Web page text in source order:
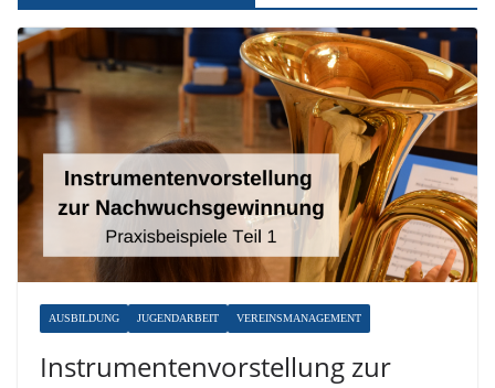
AUSBILDUNG JUGENDARBEIT VEREINSMANAGEMENT
Instrumentenvorstellung zur